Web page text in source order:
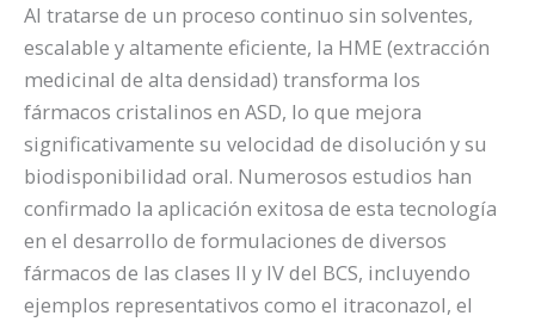
Al tratarse de un proceso continuo sin solventes,
escalable y altamente eficiente, la HME (extracción
medicinal de alta densidad) transforma los
fármacos cristalinos en ASD, lo que mejora
significativamente su velocidad de disolución y su
biodisponibilidad oral. Numerosos estudios han
confirmado la aplicación exitosa de esta tecnología
en el desarrollo de formulaciones de diversos
fármacos de las clases II y IV del BCS, incluyendo
ejemplos representativos como el itraconazol, el